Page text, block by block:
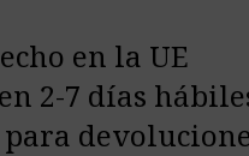
en la UE
2-7 días
para